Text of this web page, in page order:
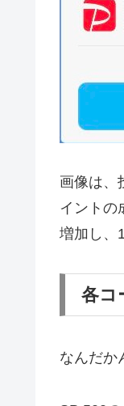
画像は、
イントの
増加し、
各コ
なんだか